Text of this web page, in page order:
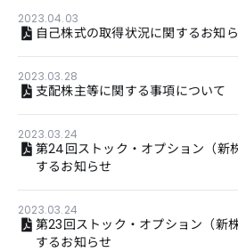
2023.04.03
自己株式の取得状況に関するお知
2023.03.28
支配株主等に関する事項について
2023.03.24
第24回ストック・オプション（新
するお知らせ
2023.03.24
第23回ストック・オプション（新
するお知らせ